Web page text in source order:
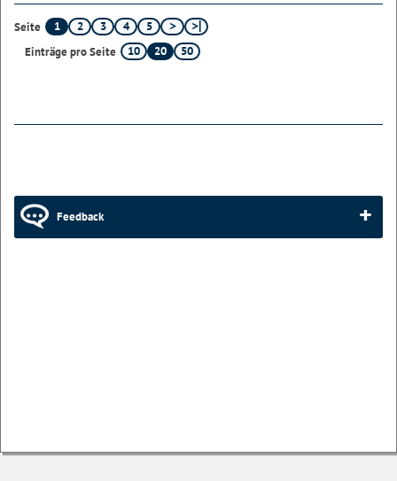
Seite 1 2 3 4
5
Einträge pro Seite
10 20 50
Feedback